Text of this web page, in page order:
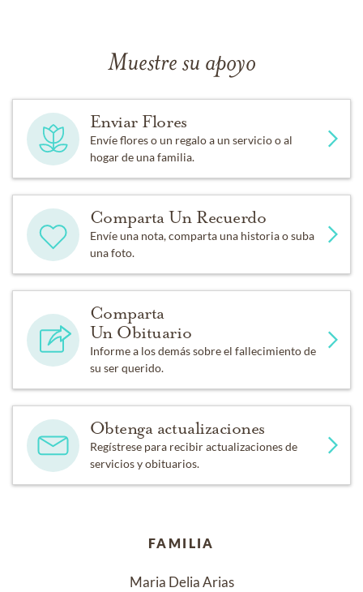
Muestre su apoyo
Enviar Flores
Envíe flores o un regalo a un servicio o al
hogar de una familia.
Comparta Un Recuerdo
Envíe una nota, comparta una historia o suba
una foto.
Comparta
Un Obituario
Informe a los demás sobre el fallecimiento de
su ser querido.
Obtenga actualizaciones
Regístrese para recibir actualizaciones de
servicios y obituarios.
FAMILIA
Maria Delia Arias